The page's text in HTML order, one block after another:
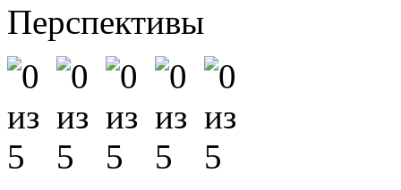
Перспективы